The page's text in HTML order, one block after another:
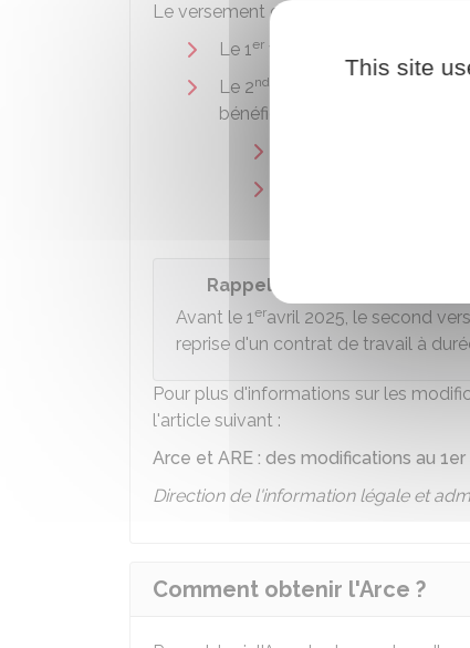
Le versement de l'Arce s'effectue en
Le 1er versement, égal à la
Le 2nd
bénéficier de ce second
Attester que l'activité
Ne pas exercer un
Rappel
Avant le 1eravril 2025, le second
reprise d'un contrat de travail à
Pour plus d'informations sur les
l'article suivant :
Arce et ARE : des modifications au 1er
Direction de l'information légale et
Comment obtenir l'Arce ?
This site